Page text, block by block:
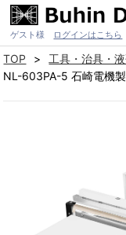
ゲスト様 ログインはこちら
TOP
工具・治具・
NL-603PA-5 石崎電機